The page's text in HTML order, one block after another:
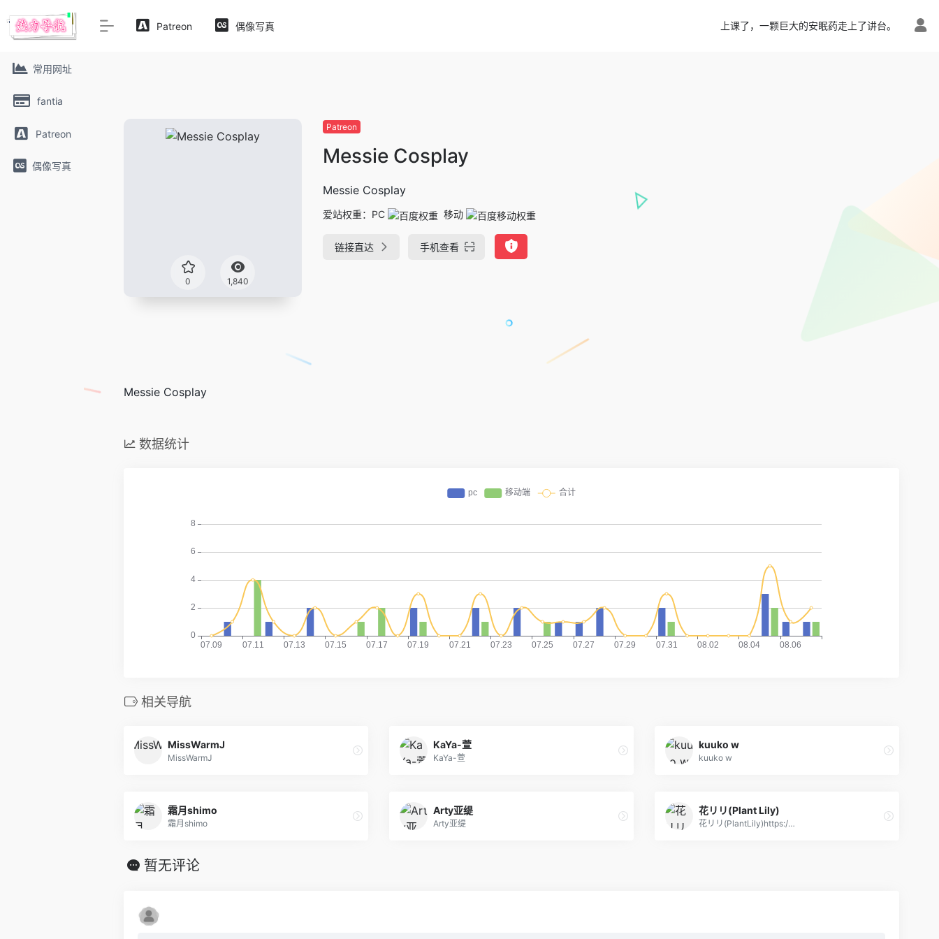
常用网址
fantia
Patreon
偶像写真
Patreon 偶像写真 上课了，一颗巨大的安眠药走上了讲台。
0 1,840
Patreon
Messie Cosplay
Messie Cosplay
爱站权重： PC 移动
链接直达 手机查看
Messie Cosplay
数据统计
相关导航
MissWarmJ
MissWarmJ
KaYa-萱
KaYa-萱
kuuko w
kuuko w
霜月shimo
霜月shimo
Arty亚缇
Arty亚缇
花リリ(Plant Lily)
花リリ(PlantLily)https:/…
暂无评论